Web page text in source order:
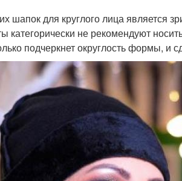
шапок для круглого лица является
категорически не рекомендуют
подчеркнет округлость формы, и